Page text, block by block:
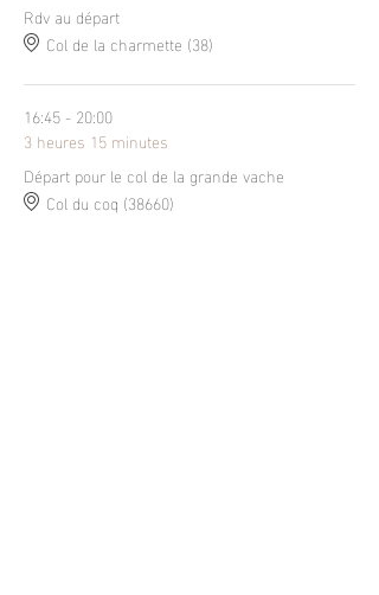
Rdv au départ
Col de la charmette (38)
16:45 - 20:00
3 heures 15 minutes
Départ pour le col de la grande vache
Col du coq (38660)